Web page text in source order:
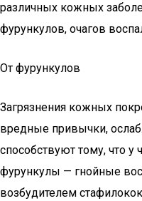
различных кожных
фурункулов, очагов
От фурункулов
Загрязнения кожных
вредные привычки,
способствуют тому, что у
фурункулы — гнойные
возбудителем